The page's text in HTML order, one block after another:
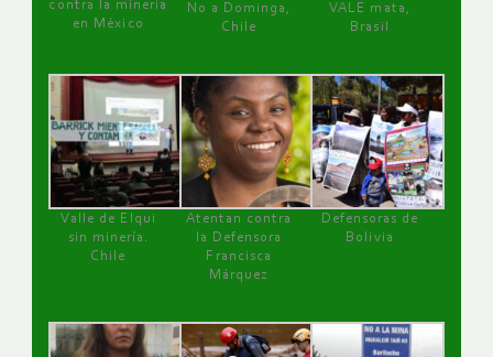
contra la minería
en México
No a Dominga,
Chile
VALE mata,
Brasil
Valle de Elqui
sin minería.
Chile
Atentan contra
la Defensora
Francisca
Márquez
Defensoras de
Bolivia